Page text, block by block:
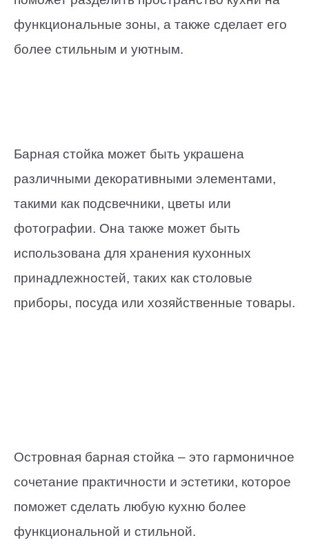
функциональные зоны, а также сделает его
более стильным и уютным.
Барная стойка может быть украшена
различными декоративными элементами,
такими как подсвечники, цветы или
фотографии. Она также может быть
использована для хранения кухонных
принадлежностей, таких как столовые
приборы, посуда или хозяйственные товары.
Островная барная стойка – это гармоничное
сочетание практичности и эстетики, которое
поможет сделать любую кухню более
функциональной и стильной.